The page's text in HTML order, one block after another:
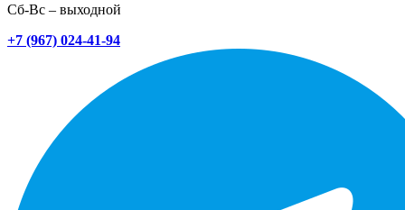
Сб-Вс – выходной
+7 (967) 024-41-94